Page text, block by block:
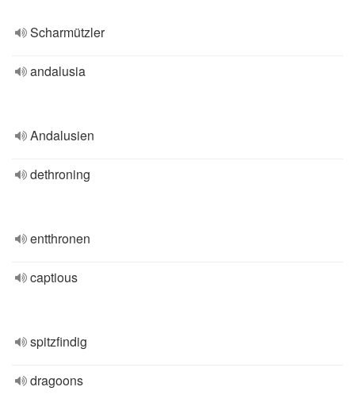
Scharmützler
andalusia
Andalusien
dethroning
entthronen
captious
spitzfindig
dragoons